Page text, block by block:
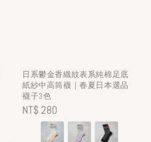
日系鬱金香織紋表系純棉足底
紙紗中高筒襪｜春夏日本選品
襪子3色
Regular
price
NT$ 280